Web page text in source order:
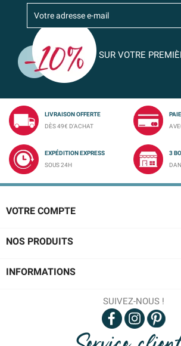
SUR VOTRE
LIVRAISON OFFERTE
DÈS 49€ D'ACHAT
EXPÉDITION EXPRESS
SOUS 24H
3
VOTRE COMPTE
NOS PRODUITS
INFORMATIONS
SUIVEZ-NOUS !